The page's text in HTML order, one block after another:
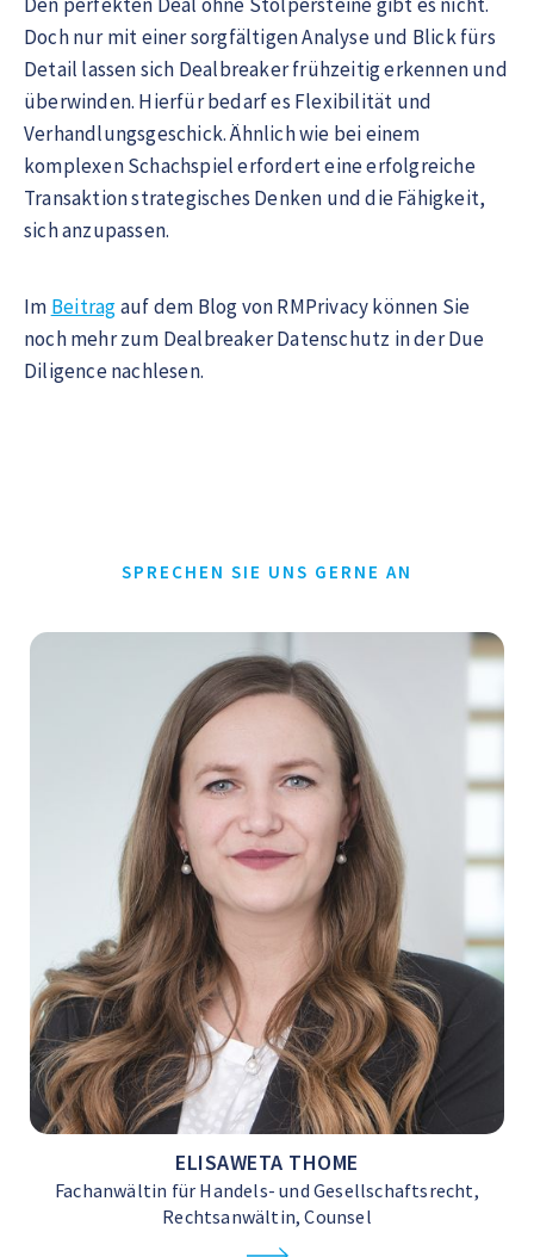
Doch nur mit einer sorgfältigen Analyse und Blick fürs
Detail lassen sich Dealbreaker frühzeitig erkennen und
überwinden. Hierfür bedarf es Flexibilität und
Verhandlungsgeschick. Ähnlich wie bei einem
komplexen Schachspiel erfordert eine erfolgreiche
Transaktion strategisches Denken und die Fähigkeit,
sich anzupassen.
Im Beitragauf dem Blog von RMPrivacy können Sie
noch mehr zum Dealbreaker Datenschutz in der Due
Diligence nachlesen.
SPRECHEN SIE UNS GERNE AN
ELISAWETA THOME
Fachanwältin für Handels- und Gesellschaftsrecht,
Rechtsanwältin, Counsel